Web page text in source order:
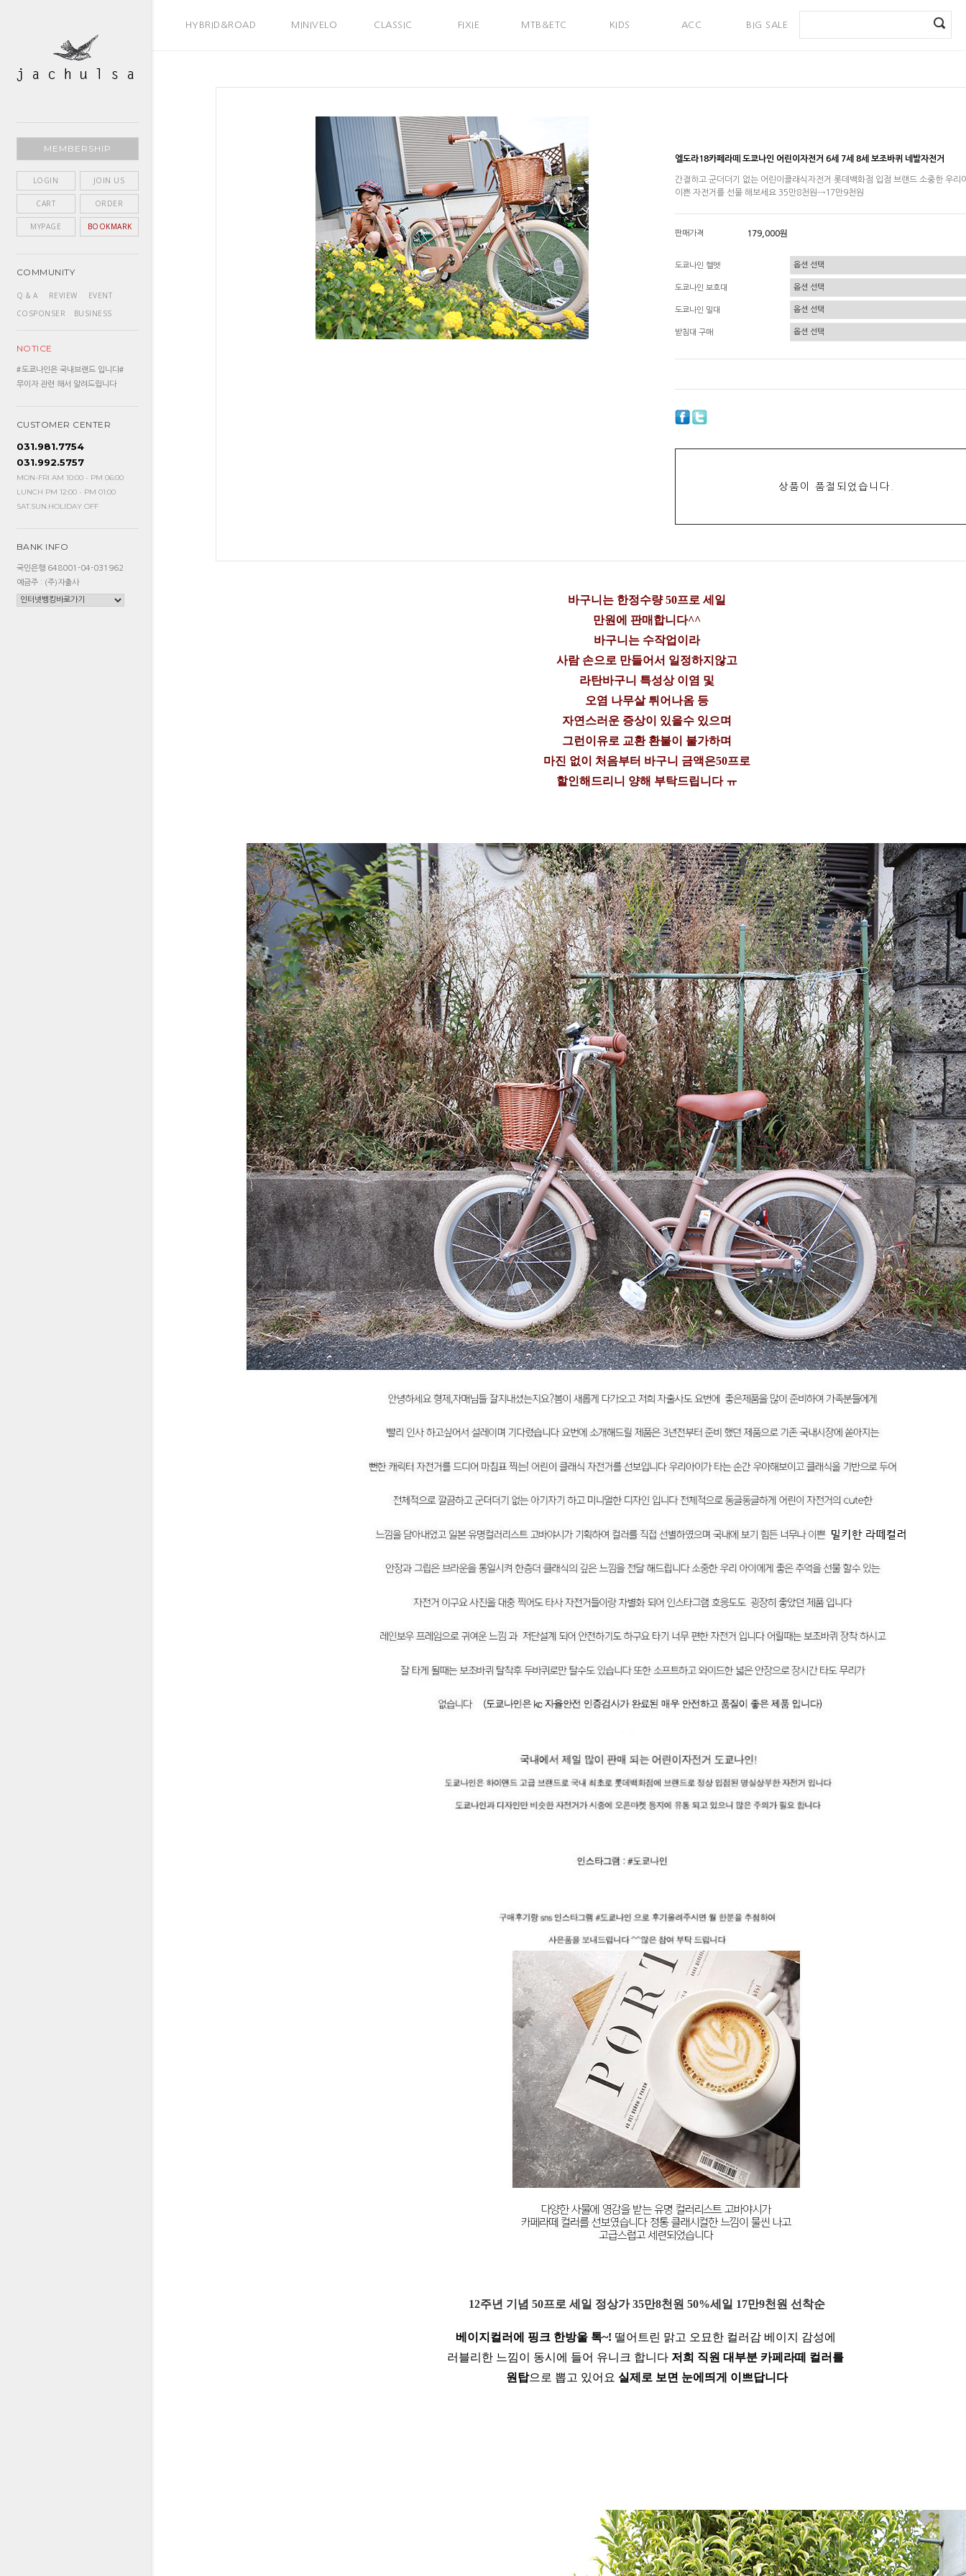
HYBRID&ROAD MINIVELO CLASSIC FIXIE MTB&ETC KIDS ACC BIG SALE
MEMBERSHIP
LOGIN JOIN US
CART ORDER
MYPAGE BOOKMARK
COMMUNITY
Q & A REVIEW
EVENT
COSPONSER
BUSINESS
NOTICE
#도쿄나인은 국내브랜드 입니다#
무이자 관련 해서 알려드립니다
CUSTOMER CENTER
031.981.7754
031.992.5757
MON-FRI AM 10:00 - PM 06:00
LUNCH PM 12:00 - PM 01:00
SAT.SUN.HOLIDAY OFF
BANK INFO
국민은행 648001-04-031962
예금주 : (주)자출사
엘도라18카페라떼 도쿄나인 어린이자전거 6세 7세 8세 보조바퀴 네발자전거
간결하고 군더더기 없는 어린이클래식자전거 롯데백화점 입점 브랜드 소중한 우리
이쁜 자전거를 선물 해보세요 35만8천원→17만9천원
판매가격 179,000원
도쿄나인 헬멧
도쿄나인 보호대
도쿄나인 밀대
받침대 구매
상품이 품절되었습니다.
바구니는 한정수량 50프로 세일
만원에 판매합니다^^
바구니는 수작업이라
사람 손으로 만들어서 일정하지않고
라탄바구니 특성상 이염 및
오염 나무살 튀어나옴 등
자연스러운 증상이 있을수 있으며
그런이유로 교환 환불이 불가하며
마진 없이 처음부터 바구니 금액은50프로
할인해드리니 양해 부탁드립니다 ㅠ
12주년 기념 50프로 세일 정상가 35만8천원 50%세일 17만9천원 선착순
베이지컬러에 핑크 한방울 톡~! 떨어트린 맑고 오묘한 컬러감 베이지 감성에
러블리한 느낌이 동시에 들어 유니크 합니다 저희 직원 대부분 카페라떼 컬러를
원탑으로 뽑고 있어요 실제로 보면 눈에띄게 이쁘답니다